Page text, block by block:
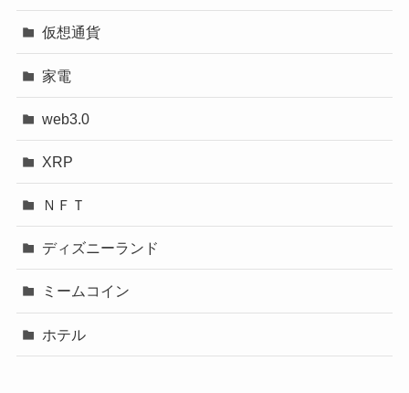
仮想通貨
家電
web3.0
XRP
ＮＦＴ
ディズニーランド
ミームコイン
ホテル